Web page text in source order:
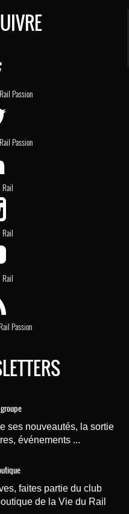
Rail Passion
Rail Passion
Rail
Rail
Rail
Rail Passion
ses nouveautés, la sortie
événements ...
faites partie du club
de la Vie du Rail